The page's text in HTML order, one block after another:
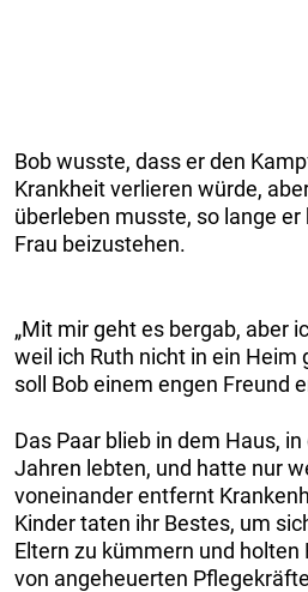
Bob wusste, dass er den
Krankheit verlieren würde,
überleben musste, so lange
Frau beizustehen.
„Mit mir geht es bergab, aber
weil ich Ruth nicht in ein Heim
soll Bob einem engen Freund
Das Paar blieb in dem Haus,
Jahren lebten, und hatte nur
voneinander entfernt
Kinder taten ihr Bestes, um
Eltern zu kümmern und holten
von angeheuerten